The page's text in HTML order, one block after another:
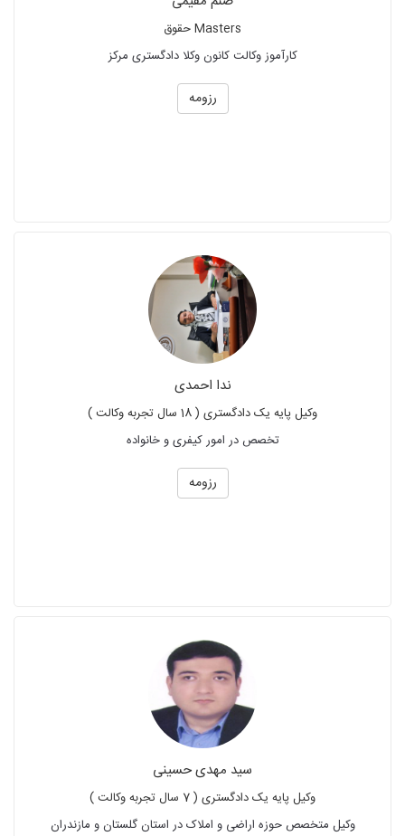
Masters حقوق
کارآموز وکالت کانون وکلا دادگستری مرکز
رزومه
ندا احمدی
وکیل پایه یک دادگستری ( 18 سال تجربه وکالت )
تخصص در امور کیفری و خانواده
رزومه
سید مهدی حسینی
وکیل پایه یک دادگستری ( 7 سال تجربه وکالت )
وکیل متخصص حوزه اراضی و املاک در استان گلستان و مازندران